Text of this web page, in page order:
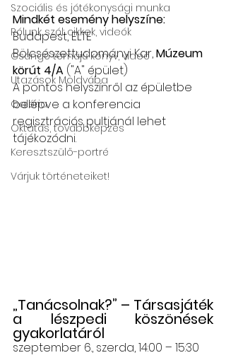
Szociális és jótékonysági munka
Rólunk szól: cikkek, videók
Csángó témájú könyv, videó
Utazások Moldvába
Galéria
Oktatás, továbbképzés
Keresztszülő-portré
Várjuk történeteiket!
Mindkét esemény helyszíne:
Budapest, ELTE
Bölcsészettudományi Kar, Múzeum
körút 4/A ("A" épület)
A pontos helyszínről az épületbe
belépve a konferencia
regisztrációs pultjánál lehet
tájékozódni.
„Tanácsolnak?” – Társasjáték
a lészpedi köszönések
gyakorlatáról
szeptember 6., szerda, 14:00 – 15:30